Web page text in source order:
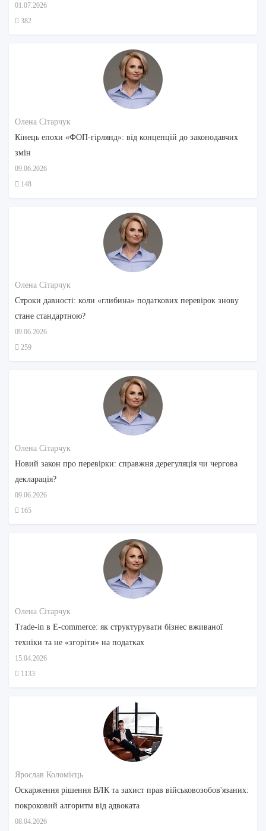
01.07.2026
382
Олена Сітарчук
Кінець епохи «ФОП-гірлянд»: від концепцій до законодавчих
змін
09.06.2026
148
Олена Сітарчук
Строки давності: коли «глибина» податкових перевірок знову
стане стандартною?
09.06.2026
259
Олена Сітарчук
Новий закон про перевірки: справжня дерегуляція чи чергова
декларація?
09.06.2026
165
Олена Сітарчук
Trade-in в E-commerce: як структурувати бізнес вживаної
техніки та не «згоріти» на податках
15.04.2026
1133
Ярослав Коломієць
Оскарження рішення ВЛК та захист прав військовозобов'язаних:
покроковий алгоритм від адвоката
08.04.2026